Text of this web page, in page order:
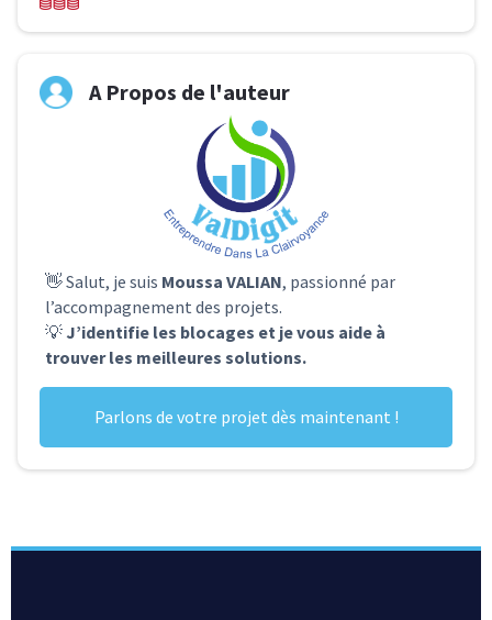
A Propos de l'auteur
👋 Salut, je suis Moussa VALIAN, passionné par
l’accompagnement des projets.
💡 J’identifie les blocages et je vous aide à
trouver les meilleures solutions.
Parlons de votre projet dès maintenant !